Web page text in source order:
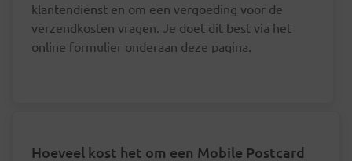
klantendienst en om een vergoeding voor de
verzendkosten vragen. Je doet dit best via het
online formulier onderaan deze pagina.
Hoeveel kost het om een Mobile Postcard